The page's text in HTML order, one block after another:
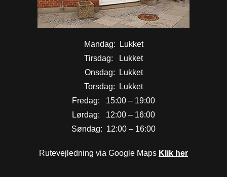
Mandag: Lukket
Tirsdag: Lukket
Onsdag: Lukket
Torsdag: Lukket
Fredag: 15:00 – 19:00
Lørdag: 12:00 – 16:00
Søndag: 12:00 – 16:00
Rutevejledning via Google Maps Klik her